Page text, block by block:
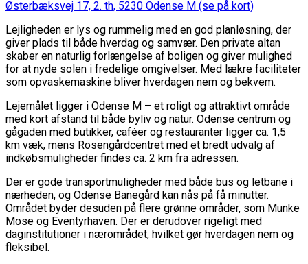
Østerbæksvej 17, 2. th, 5230 Odense M (se på kort)
Lejligheden er lys og rummelig med en god planløsning, der
giver plads til både hverdag og samvær. Den private altan
skaber en naturlig forlængelse af boligen og giver mulighed
for at nyde solen i fredelige omgivelser. Med lækre faciliteter
som opvaskemaskine bliver hverdagen nem og bekvem.
Lejemålet ligger i Odense M – et roligt og attraktivt område
med kort afstand til både byliv og natur. Odense centrum og
gågaden med butikker, caféer og restauranter ligger ca. 1,5
km væk, mens Rosengårdcentret med et bredt udvalg af
indkøbsmuligheder findes ca. 2 km fra adressen.
Der er gode transportmuligheder med både bus og letbane i
nærheden, og Odense Banegård kan nås på få minutter.
Området byder desuden på flere grønne områder, som Munke
Mose og Eventyrhaven. Der er derudover rigeligt med
daginstitutioner i nærområdet, hvilket gør hverdagen nem og
fleksibel.